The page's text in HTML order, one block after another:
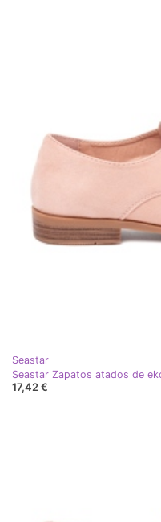
Seastar
Seastar Zapatos atados de
17,42 €